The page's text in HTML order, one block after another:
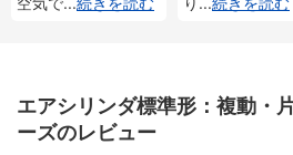
エアシリンダ標準形：複動・
ーズのレビュー